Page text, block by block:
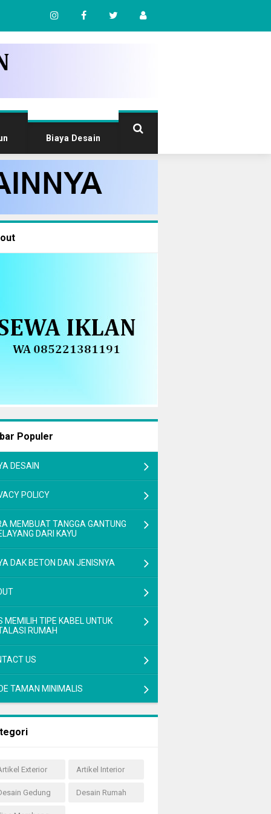
Biaya Desain
Populer
DESAIN
POLICY
MEMBUAT TANGGA GANTUNG
DARI KAYU
DAK BETON DAN JENISNYA
MEMILIH TIPE KABEL UNTUK
RUMAH
US
TAMAN MINIMALIS
Exterior Artikel Interior
Gedung Desain Rumah